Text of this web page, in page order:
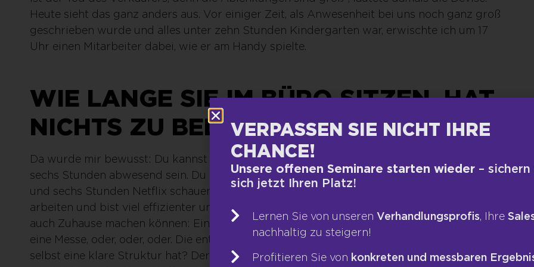
Heute sieht das ganz anders aus. Vor einiger Zeit, als Anwesenheit bei uns noch ganz groß
geschrieben wurde und alles unter zehn Stunden Kindergarten war, erwischte ich um 17
Uhr einen Mitarbeiter dabei, wie er am Handy spielte.
WIE LANGE SIE IM BÜRO SITZEN, HAT
NICHTS ZU BEDEUTEN
Da wurde mir bewusst: Du kannst zehn Stunden in einer Firma anwesend, aber trotzdem
sechs Stunden abwesend sein. Du kannst im Homeoffice vier Stunden konstruktiv arbeiten
und sechs Stunden Netflix schauen. Du kannst aber auch acht Stunden hochkonzentriert
arbeiten und bist viel effizienter und effektiver. Ich glaube es gibt Tätigkeiten, die Sie gut
auch Zuhause machen können: Ein wichtiges Angebot vorbereiten, eine Präsentation für
eine Messe, oder, oder, oder. Die entscheidende Frage dabei ist: Sind Sie ein Verkäufer, der
selbst eine klare Struktur hat? Der den Fokus kennt? Der diszipliniert und fleißig ist?
VERPASSEN SIE NICHT IHRE
CHANCE!
Unsere offenen Seminare starten wieder – sichern
sich jetzt Ihren Platz!
Lernen Sie von unserenVerhandlungsprofis, Ihre
nachhaltig zu steigern!
Profitieren Sie von konkreten und messbaren